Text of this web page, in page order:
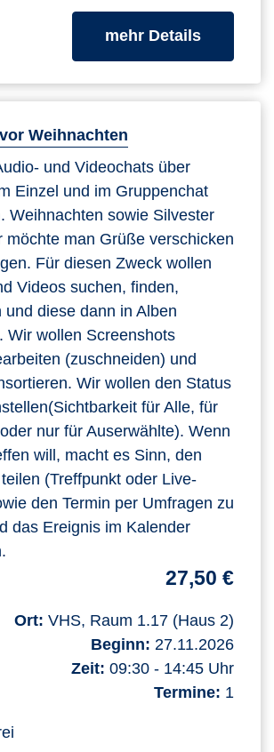
mehr Detailszum
Weihnachten
und Videochats über
Einzel und im Gruppenchat
Weihnachten sowie Silvester
möchte man Grüße verschicken
Für diesen Zweck wollen
Videos suchen, finden,
und diese dann in Alben
Wir wollen Screenshots
(zuschneiden) und
Wir wollen den Status
für Alle, für
nur für Auserwählte). Wenn
will, macht es Sinn, den
(Treffpunkt oder Live-
den Termin per Umfragen zu
das Ereignis im Kalender
27,50 €
Ort: VHS, Raum 1.17 (Haus 2)
Beginn: 27.11.2026
Zeit: 09:30 - 14:45 Uhr
Termine: 1